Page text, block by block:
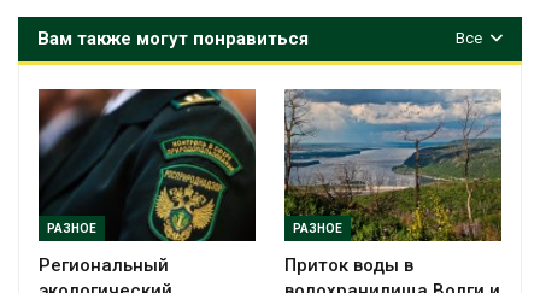
Все
Вам также могут понравиться
РАЗНОЕ
Региональный
РАЗНОЕ
Приток воды в